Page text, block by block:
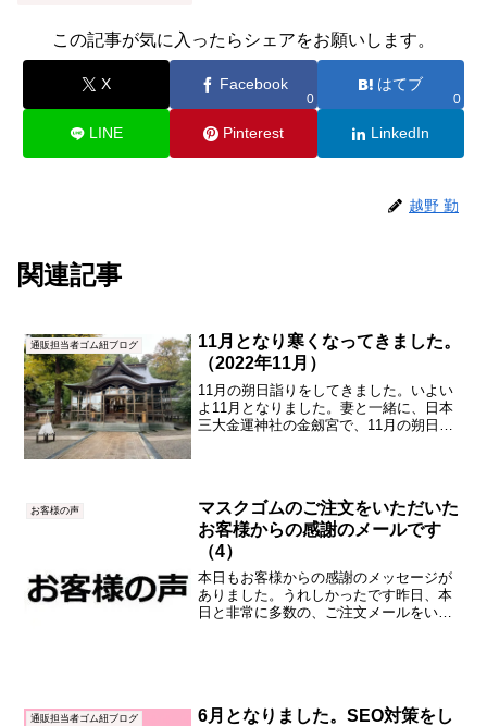
この記事が気に入ったらシェアをお願いします。
X Facebook
0
はてブ
0
LINE Pinterest LinkedIn
越野 勤
関連記事
通販担当者ゴム紐ブログ
11月となり寒くなってきました。
（2022年11月）
11月の朔日詣りをしてきました。いよい
よ11月となりました。妻と一緒に、日本
三大金運神社の金劔宮で、11月の朔日参
お客様の声
マスクゴムのご注文をいただいた
お客様からの感謝のメールです
（4）
本日もお客様からの感謝のメッセージが
ありました。うれしかったです昨日、本
日と非常に多数の、ご注文メールをいた
通販担当者ゴム紐ブログ 6月となりました。SEO対策をし